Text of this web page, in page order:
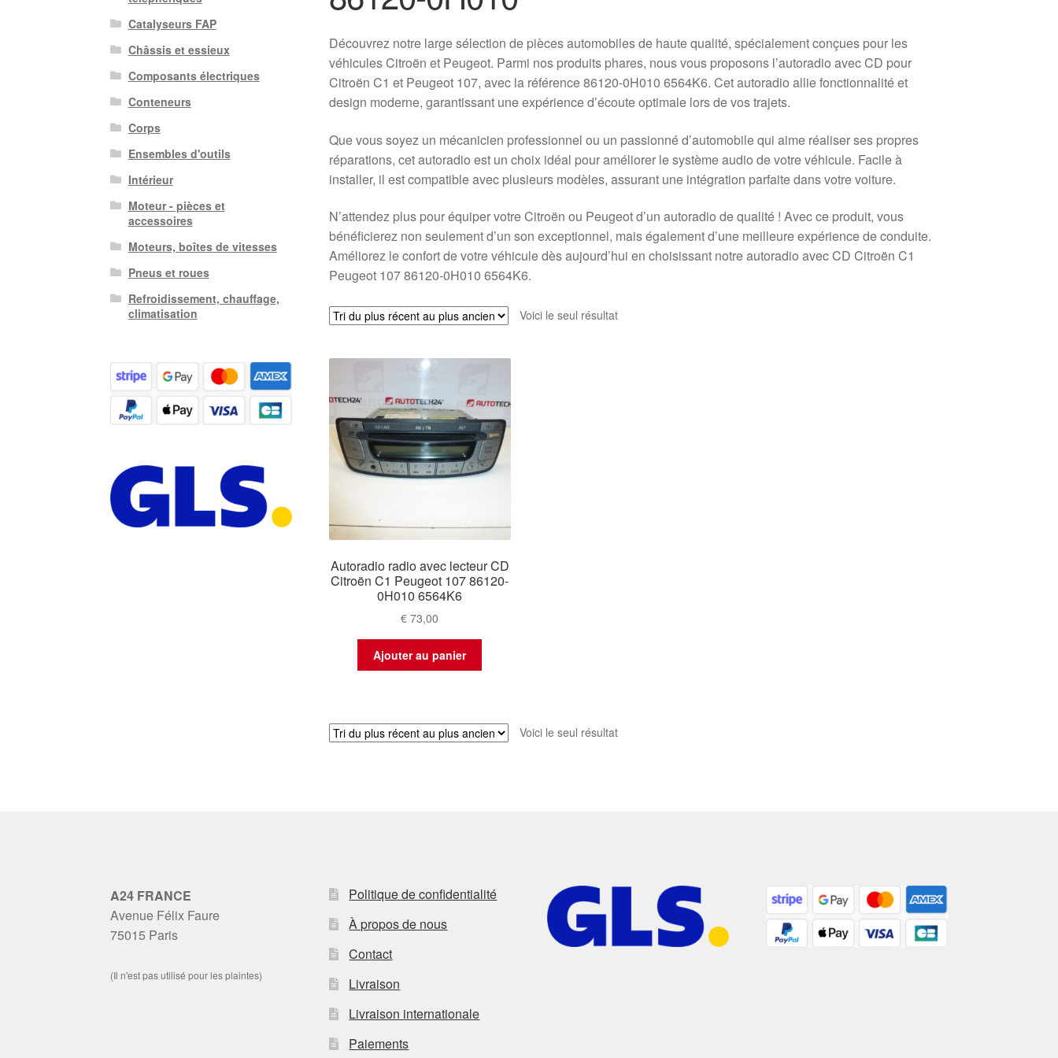
Découvrez notre large sélection de pièces automobiles de haute qualité, spécialement conçues pour les
véhicules Citroën et Peugeot. Parmi nos produits phares, nous vous proposons l’autoradio avec CD pour
Citroën C1 et Peugeot 107, avec la référence 86120-0H010 6564K6. Cet autoradio allie fonctionnalité et
design moderne, garantissant une expérience d’écoute optimale lors de vos trajets.
Que vous soyez un mécanicien professionnel ou un passionné d’automobile qui aime réaliser ses propres
réparations, cet autoradio est un choix idéal pour améliorer le système audio de votre véhicule. Facile à
installer, il est compatible avec plusieurs modèles, assurant une intégration parfaite dans votre voiture.
N’attendez plus pour équiper votre Citroën ou Peugeot d’un autoradio de qualité ! Avec ce produit, vous
bénéficierez non seulement d’un son exceptionnel, mais également d’une meilleure expérience de conduite.
Améliorez le confort de votre véhicule dès aujourd’hui en choisissant notre autoradio avec CD Citroën C1
Peugeot 107 86120-0H010 6564K6.
Voici le seul résultat
Autoradio radio avec lecteur CD
Citroën C1 Peugeot 107 86120-
0H010 6564K6
€ 73,00
Ajouter au panier
Voici le seul résultat
Catalyseurs FAP
Châssis et essieux
Composants électriques
Conteneurs
Corps
Ensembles d'outils
Intérieur
Moteur - pièces et
accessoires
Moteurs, boîtes de vitesses
Pneus et roues
Refroidissement, chauffage,
climatisation
A24 FRANCE
Avenue Félix Faure
75015 Paris
(Il n'est pas utilisé pour les plaintes)
Politique de confidentialité
À propos de nous
Contact
Livraison
Livraison internationale
Paiements